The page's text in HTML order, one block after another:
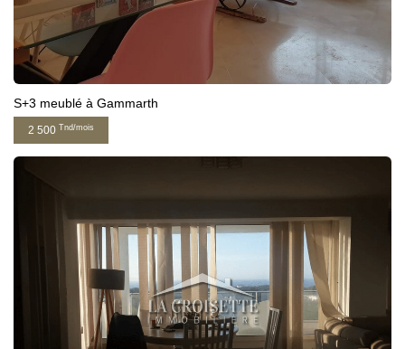
S+3 meublé à Gammarth
2 500 Tnd/mois